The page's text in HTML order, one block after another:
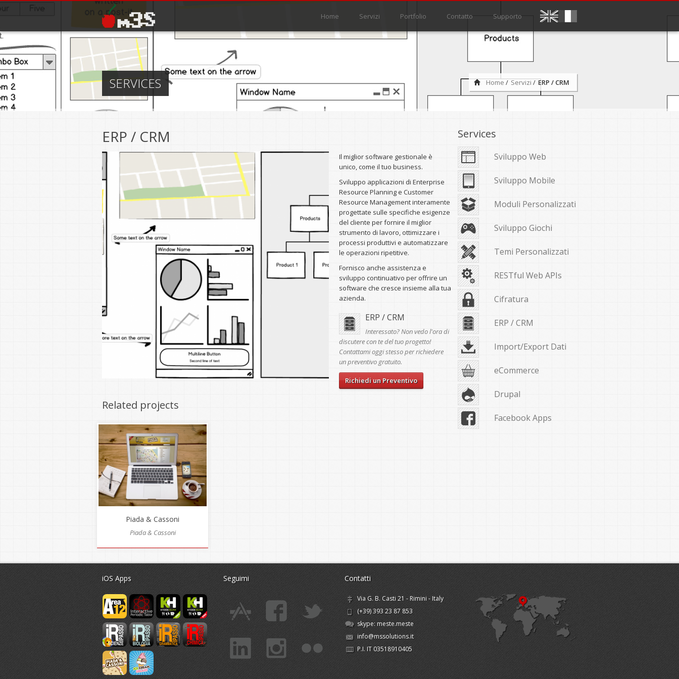
Salta al contenuto principale
Menu principale
Menu principale
Home Servizi Portfolio Contatto Supporto
SERVICES Home/ Servizi/ ERP / CRM
ERP / CRM
Il miglior software gestionale è
unico, come il tuo business.
Sviluppo applicazioni di Enterprise
Resource Planning e Customer
Resource Management interamente
progettate sulle specifiche esigenze
del cliente per fornire il miglior
strumento di lavoro, ottimizzare i
processi produttivi e automatizzare
le operazioni ripetitive.
Fornisco anche assistenza e
sviluppo continuativo per offrire un
software che cresce insieme alla tua
azienda.
ERP / CRM
Interessato? Non vedo l'ora di
discutere con te del tuo progetto!
Contattami oggi stesso per richiedere
un preventivo gratuito.
Richiedi un Preventivo
Related projects
Piada & Cassoni
Piada & Cassoni
Services
Sviluppo Web
Sviluppo Mobile
Moduli Personalizzati
Sviluppo Giochi
Temi Personalizzati
RESTful Web APIs
Cifratura
ERP / CRM
Import/Export Dati
eCommerce
Drupal
Facebook Apps
iOS Apps Seguimi Contatti
Via G. B. Casti 21 - Rimini - Italy
(+39) 393 23 87 853
skype: meste.meste
info@mssolutions.it
P.I. IT 03518910405